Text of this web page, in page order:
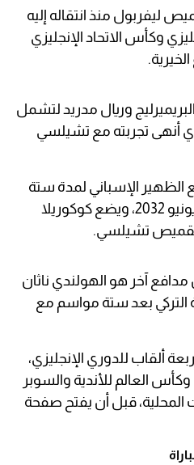
مباراة بقميص ليفربول منذ انتقاله إليه
وكأس الاتحاد الإنجليزي
وريال مدريد لتشمل
أنهى تجربته مع تشيلسي
الظهير الإسباني لمدة ستة
مواسم، ليستمر عقده حتى يونيو 2032، ويضع كوكوريلا
بقميص تشيلسي.
آخر هو الهولندي ناثان
التركي بعد ستة مواسم مع
ألقاب للدوري الإنجليزي،
العالم للأندية والسوبر
المحلية، قبل أن يفتح صفحة